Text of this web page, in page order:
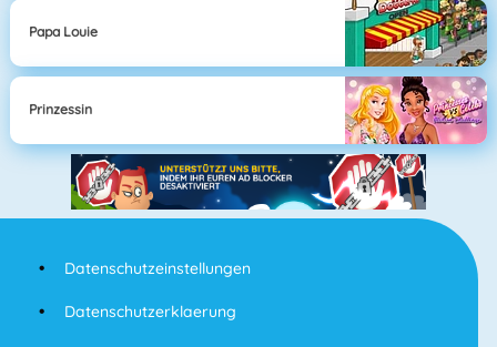
Papa Louie
Prinzessin
Datenschutzeinstellungen
Datenschutzerklaerung